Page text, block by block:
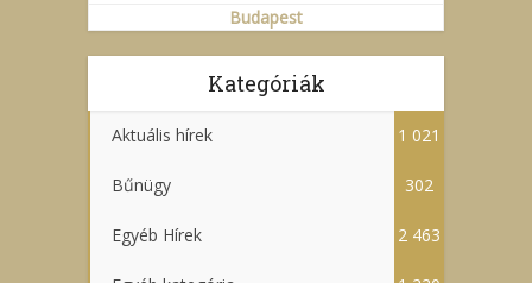
Budapest
Kategóriák
Aktuális hírek 1 021
Bűnügy 302
Egyéb Hírek 2 463